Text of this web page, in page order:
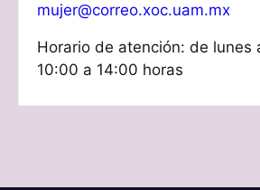
mujer@correo.xoc.uam.mx
Horario de atención: de lunes
10:00 a 14:00 horas